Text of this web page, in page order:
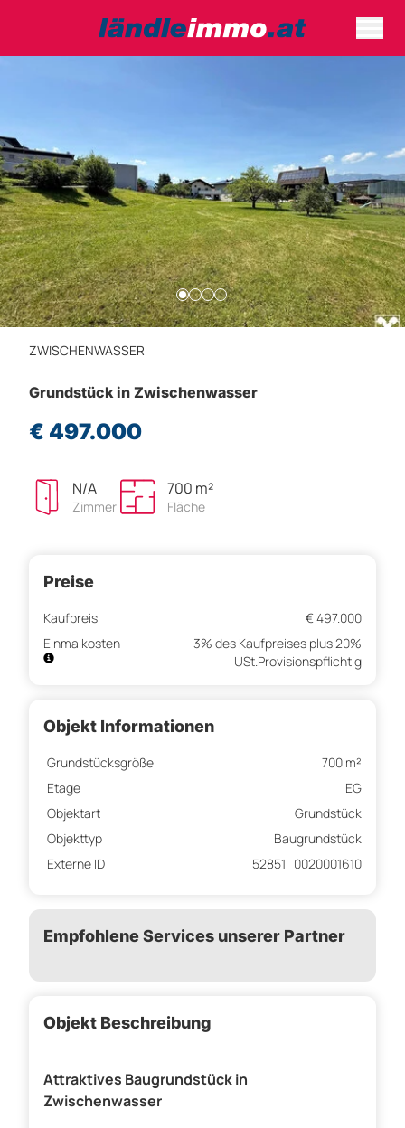
ZWISCHENWASSER
Grundstück in Zwischenwasser
€ 497.000
N/A
Zimmer
700 m²
Fläche
Preise
Kaufpreis
€ 497.000
Einmalkosten
3% des Kaufpreises plus 20%
USt.Provisionspflichtig
Objekt Informationen
Grundstücksgröße
700 m²
Etage
EG
Objektart
Grundstück
Objekttyp
Baugrundstück
Externe ID
52851_0020001610
Empfohlene Services unserer Partner
Objekt Beschreibung
Attraktives Baugrundstück in
Zwischenwasser